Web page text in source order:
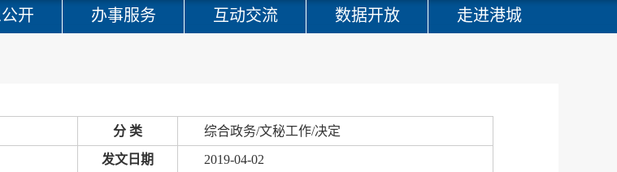
开 办事服务 互动交流 数据开放 走进港城
分 类 综合政务/文秘工作/决定
发文日期 2019-04-02